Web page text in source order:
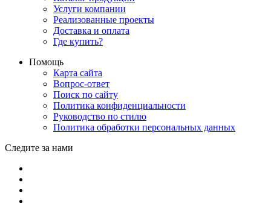
Услуги компании
Реализованные проекты
Доставка и оплата
Где купить?
Помощь
Карта сайта
Вопрос-ответ
Поиск по сайту
Политика конфиденциальности
Руководство по стилю
Политика обработки персональных данных
Следите за нами